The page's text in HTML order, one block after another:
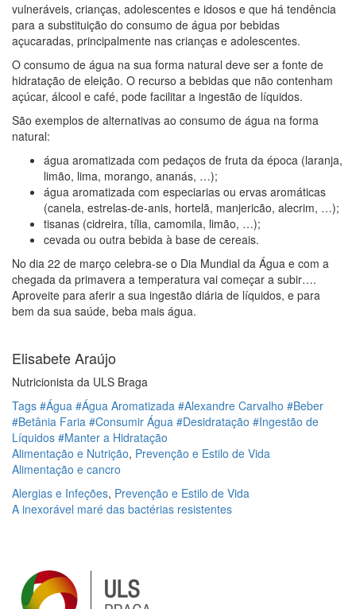
vulneráveis, crianças, adolescentes e idosos e que há tendência
para a substituição do consumo de água por bebidas
açucaradas, principalmente nas crianças e adolescentes.
O consumo de água na sua forma natural deve ser a fonte de
hidratação de eleição. O recurso a bebidas que não contenham
açúcar, álcool e café, pode facilitar a ingestão de líquidos.
São exemplos de alternativas ao consumo de água na forma
natural:
água aromatizada com pedaços de fruta da época (laranja,
limão, lima, morango, ananás, …);
água aromatizada com especiarias ou ervas aromáticas
(canela, estrelas-de-anis, hortelã, manjericão, alecrim, …);
tisanas (cidreira, tília, camomila, limão, …);
cevada ou outra bebida à base de cereais.
No dia 22 de março celebra-se o Dia Mundial da Água e com a
chegada da primavera a temperatura vai começar a subir….
Aproveite para aferir a sua ingestão diária de líquidos, e para
bem da sua saúde, beba mais água.
Elisabete Araújo
Nutricionista da ULS Braga
Tags #Água #Água Aromatizada #Alexandre Carvalho #Beber
#Betânia Faria #Consumir Água #Desidratação #Ingestão de
Líquidos #Manter a Hidratação
Alimentação e Nutrição, Prevenção e Estilo de Vida
Alimentação e cancro
Alergias e Infeções, Prevenção e Estilo de Vida
A inexorável maré das bactérias resistentes